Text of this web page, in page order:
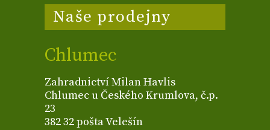
Naše prodejny
Chlumec
Zahradnictví Milan Havlis
Chlumec u Českého Krumlova, č.p.
23
382 32 pošta Velešín